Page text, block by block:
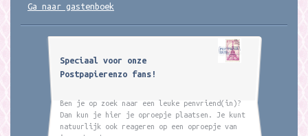
Ga naar gastenboek
Speciaal voor onze
Postpapierenzo fans!
Ben je op zoek naar een leuke penvriend(in)?
Dan kun je hier je oproepje plaatsen. Je kunt
natuurlijk ook reageren op een oproepje van